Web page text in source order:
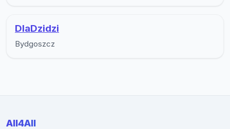
DlaDzidzi
Bydgoszcz
All4All